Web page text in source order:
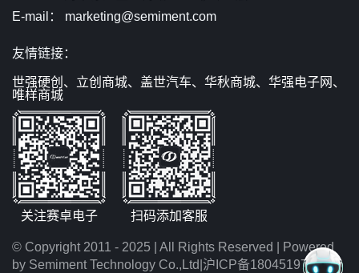
E-mail： marketing@semiment.com
友情链接：
世强硬创、 立创商城、 盖世汽车、 华秋商城、 华强电子网、
唯样商城
关注赛卓电子 扫码添加客服
© Copyright 2011 - 2025 | All Rights Reserved | Powered
by Semiment Technology Co.,Ltd |沪ICP备18045197号-1|